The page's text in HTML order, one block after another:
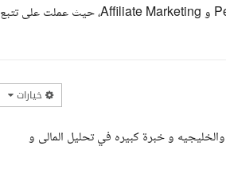
مرحبا لدي خبرة في تحليل الأداء المالي للحملات التسويقية، خاصة في مجالات الـ Performance و Affiliate Marketing، حيث عملت على تتبع
خيارات
15 سنه فى اكبر الشركات المصريه والخليجيه و خبرة كبيره في تحليل المالى و